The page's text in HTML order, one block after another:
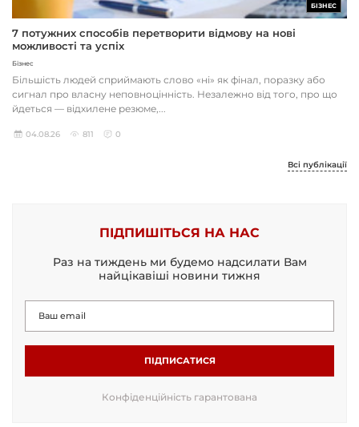
БІЗНЕС
7 потужних способів перетворити відмову на нові
можливості та успіх
Бізнес
Більшість людей сприймають слово «ні» як фінал, поразку або
сигнал про власну неповноцінність. Незалежно від того, про що
йдеться — відхилене резюме,...
04.08.26 811 0
Всі публікації
ПІДПИШІТЬСЯ НА НАС
Раз на тиждень ми будемо надсилати Вам
найцікавіші новини тижня
ПІДПИСАТИСЯ
Конфіденційність гарантована